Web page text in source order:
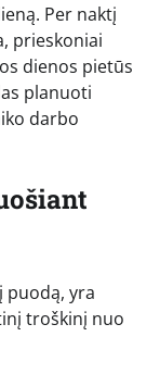
Per naktį
prieskoniai
dienos pietūs
planuoti
darbo
puodą, yra
troškinį nuo